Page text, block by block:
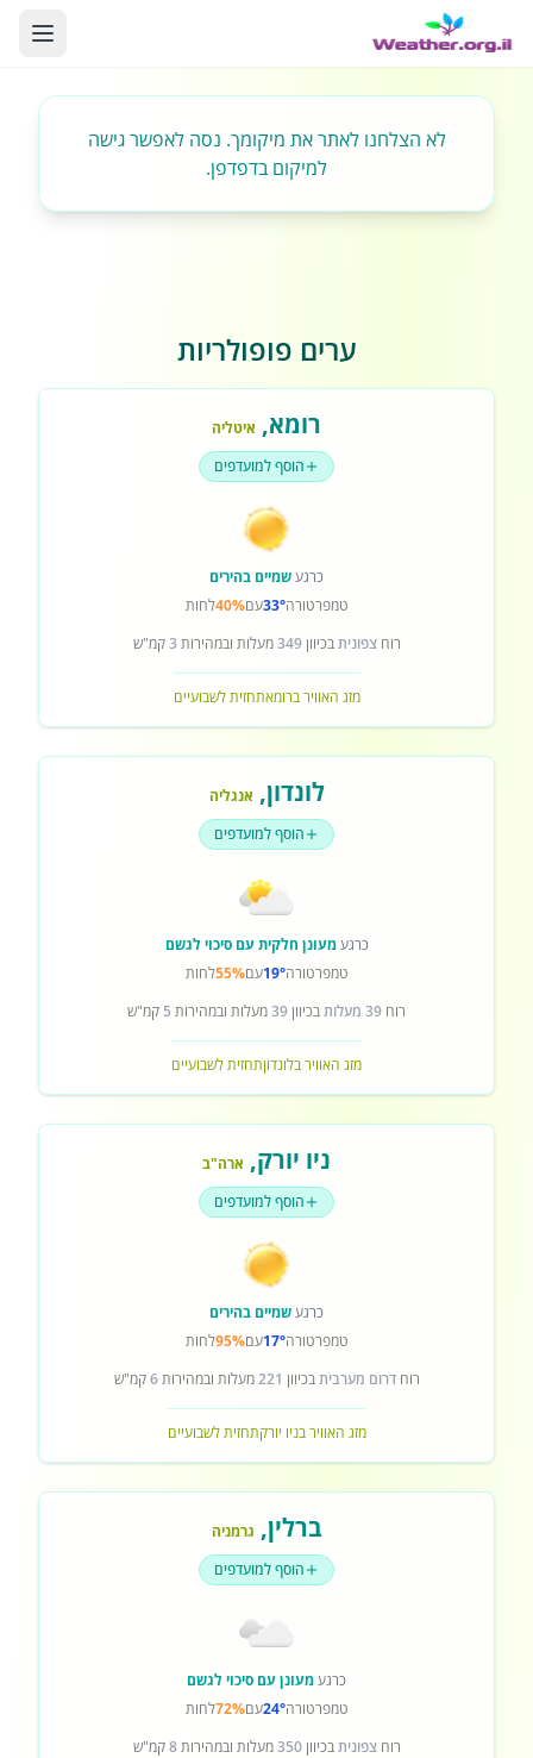
לא הצלחנו לאתר את מיקומך. נסה לאפשר גישה
למיקום בדפדפן.
ערים פופולריות
רומא, איטליה
הוסף למועדפים
כרגעשמיים בהירים
טמפרטורה33°עם40%לחות
רוחצפוניתבכיוון349מעלות ובמהירות 3קמ"ש
מזג האוויר ברומאתחזית לשבועיים
לונדון, אנגליה
הוסף למועדפים
כרגעמעונן חלקית עם סיכוי לגשם
טמפרטורה19°עם55%לחות
רוח 39 מעלות בכיוון39מעלות ובמהירות 5 קמ"ש
מזג האוויר בלונדוןתחזית לשבועיים
ניו יורק, ארה"ב
הוסף למועדפים
כרגעשמיים בהירים
טמפרטורה17°עם95%לחות
רוחדרום מערביתבכיוון 221מעלות ובמהירות6קמ"ש
מזג האוויר בניו יורקתחזית לשבועיים
ברלין, גרמניה
הוסף למועדפים
כרגעמעונן עם סיכוי לגשם
טמפרטורה24°עם72%לחות
רוחצפוניתבכיוון350מעלות ובמהירות8קמ"ש